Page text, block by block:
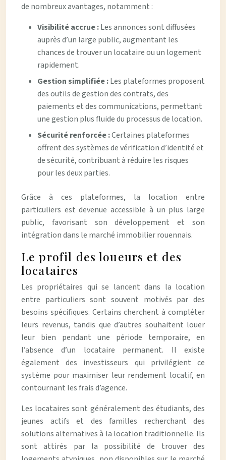
de nombreux avantages, notamment :
Visibilité accrue :Les annonces sont diffusées
auprès d’un large public, augmentant les
chances de trouver un locataire ou un logement
rapidement.
Gestion simplifiée :Les plateformes proposent
des outils de gestion des contrats, des
paiements et des communications, permettant
une gestion plus fluide du processus de location.
Sécurité renforcée :Certaines plateformes
offrent des systèmes de vérification d’identité et
de sécurité, contribuant à réduire les risques
pour les deux parties.
Grâce à ces plateformes, la location entre
particuliers est devenue accessible à un plus large
public, favorisant son développement et son
intégration dans le marché immobilier rouennais.
Le profil des loueurs et des
locataires
Les propriétaires qui se lancent dans la location
entre particuliers sont souvent motivés par des
besoins spécifiques. Certains cherchent à compléter
leurs revenus, tandis que d’autres souhaitent louer
leur bien pendant une période temporaire, en
l’absence d’un locataire permanent. Il existe
également des investisseurs qui privilégient ce
système pour maximiser leur rendement locatif, en
contournant les frais d’agence.
Les locataires sont généralement des étudiants, des
jeunes actifs et des familles recherchant des
solutions alternatives à la location traditionnelle. Ils
sont attirés par la possibilité de trouver des